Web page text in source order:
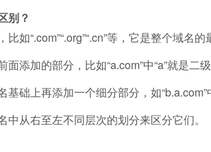
别？
如“.com”“.org”“.cn”等，它是整个域名的
添加的部分，比如“a.com”中“a”就是二级
础上再添加一个细分部分，如“b.a.com”
从右至左不同层次的划分来区分它们。